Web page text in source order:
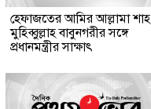
হেফাজতের আমির আল্লামা শাহ
মুহিব্বুল্লাহ বাবুনগরীর সঙ্গে
প্রধানমন্ত্রীর সাক্ষাৎ